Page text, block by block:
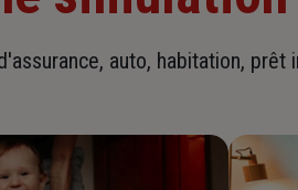
auto, habitation, prêt